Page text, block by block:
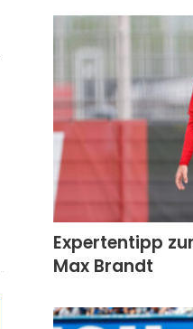
Expertentipp
Max Brandt